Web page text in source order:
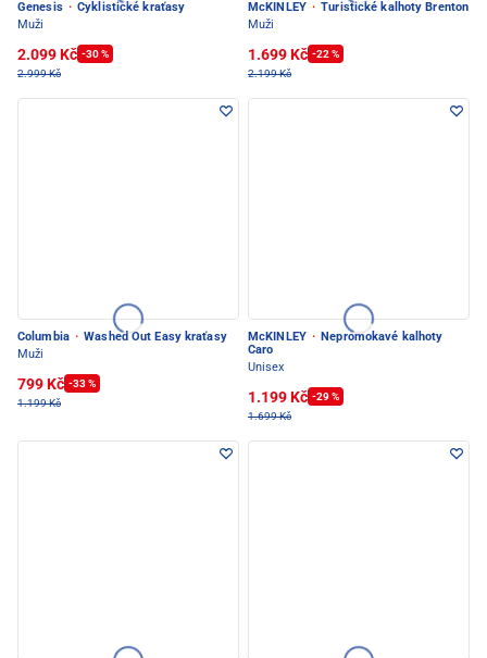
Genesis · Cyklistické kraťasy
Muži
2.099 Kč -30 %
2.999 Kč
McKINLEY · Turistické kalhoty Brenton
Muži
1.699 Kč -22 %
2.199 Kč
Columbia · Washed Out Easy kraťasy
Muži
799 Kč -33 %
1.199 Kč
McKINLEY · Nepromokavé kalhoty
Caro
Unisex
1.199 Kč -29 %
1.699 Kč